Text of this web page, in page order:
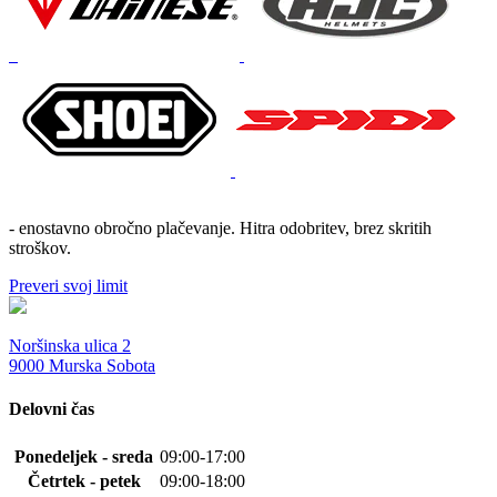
- enostavno obročno plačevanje. Hitra odobritev, brez skritih
stroškov.
Preveri svoj limit
Noršinska ulica 2
9000 Murska Sobota
Delovni čas
Ponedeljek - sreda 09:00-17:00
Četrtek - petek
09:00-18:00